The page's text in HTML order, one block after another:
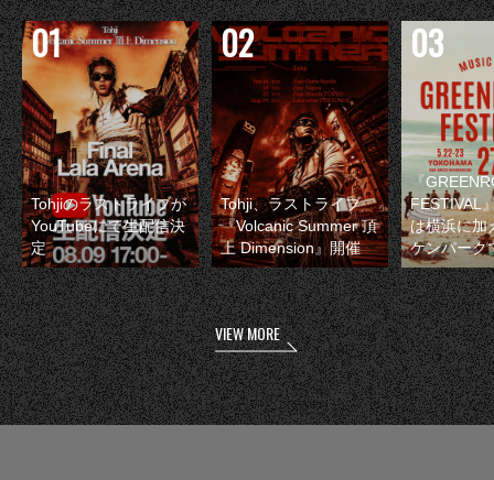
Tohjiのラストライブが
YouTubeにて生配信決
定
Tohji、ラストライブ
『Volcanic Summer 頂
上 Dimension』開催
『
FESTIVAL
は横浜に加
ケンパーク
VIEW MORE